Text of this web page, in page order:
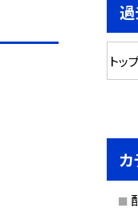
カ